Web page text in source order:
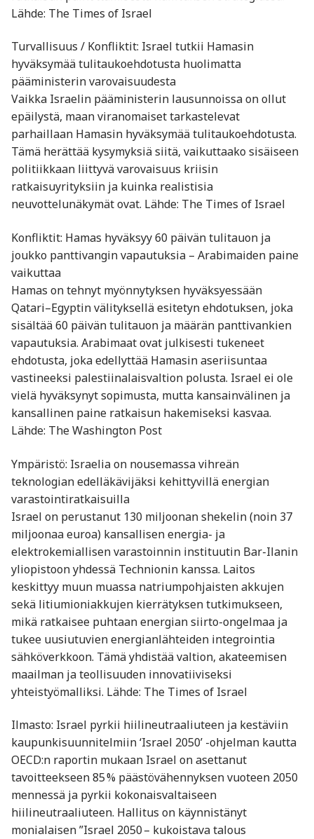
Lähde: The Times of Israel
Turvallisuus / Konfliktit: Israel tutkii Hamasin
hyväksymää tulitaukoehdotusta huolimatta
pääministerin varovaisuudesta
Vaikka Israelin pääministerin lausunnoissa on ollut
epäilystä, maan viranomaiset tarkastelevat
parhaillaan Hamasin hyväksymää tulitaukoehdotusta.
Tämä herättää kysymyksiä siitä, vaikuttaako sisäiseen
politiikkaan liittyvä varovaisuus kriisin
ratkaisuyrityksiin ja kuinka realistisia
neuvottelunäkymät ovat. Lähde: The Times of Israel
Konfliktit: Hamas hyväksyy 60 päivän tulitauon ja
joukko panttivangin vapautuksia – Arabimaiden paine
vaikuttaa
Hamas on tehnyt myönnytyksen hyväksyessään
Qatari–Egyptin välityksellä esitetyn ehdotuksen, joka
sisältää 60 päivän tulitauon ja määrän panttivankien
vapautuksia. Arabimaat ovat julkisesti tukeneet
ehdotusta, joka edellyttää Hamasin aseriisuntaa
vastineeksi palestiinalaisvaltion polusta. Israel ei ole
vielä hyväksynyt sopimusta, mutta kansainvälinen ja
kansallinen paine ratkaisun hakemiseksi kasvaa.
Lähde: The Washington Post
Ympäristö: Israelia on nousemassa vihreän
teknologian edelläkävijäksi kehittyvillä energian
varastointiratkaisuilla
Israel on perustanut 130 miljoonan shekelin (noin 37
miljoonaa euroa) kansallisen energia- ja
elektrokemiallisen varastoinnin instituutin Bar-Ilanin
yliopistoon yhdessä Technionin kanssa. Laitos
keskittyy muun muassa natriumpohjaisten akkujen
sekä litiumioniakkujen kierrätyksen tutkimukseen,
mikä ratkaisee puhtaan energian siirto-ongelmaa ja
tukee uusiutuvien energianlähteiden integrointia
sähköverkkoon. Tämä yhdistää valtion, akateemisen
maailman ja teollisuuden innovatiiviseksi
yhteistyömalliksi. Lähde: The Times of Israel
Ilmasto: Israel pyrkii hiilineutraaliuteen ja kestäviin
kaupunkisuunnitelmiin ‘Israel 2050’ -ohjelman kautta
OECD:n raportin mukaan Israel on asettanut
tavoitteekseen 85 % päästövähennyksen vuoteen 2050
mennessä ja pyrkii kokonaisvaltaiseen
hiilineutraaliuteen. Hallitus on käynnistänyt
monialaisen ”Israel 2050 – kukoistava talous